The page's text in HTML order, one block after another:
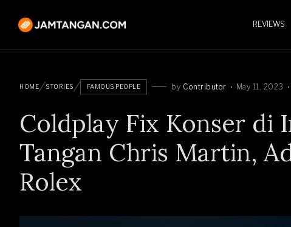
REVIEWS
HOME STORIES FAMOUS PEOPLE by Contributor May 11, 2023
Coldplay Fix Konser di
Tangan Chris Martin,
Rolex